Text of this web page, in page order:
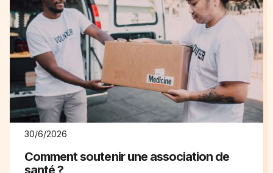
30/6/2026
Comment soutenir une association de
santé ?